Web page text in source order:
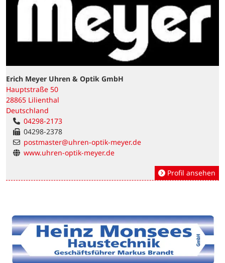
Erich Meyer Uhren & Optik GmbH
Hauptstraße 50
28865 Lilienthal
Deutschland
04298-2173
04298-2378
postmaster@uhren-optik-meyer.de
www.uhren-optik-meyer.de
Profil ansehen